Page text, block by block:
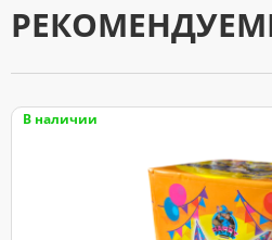
В наличии